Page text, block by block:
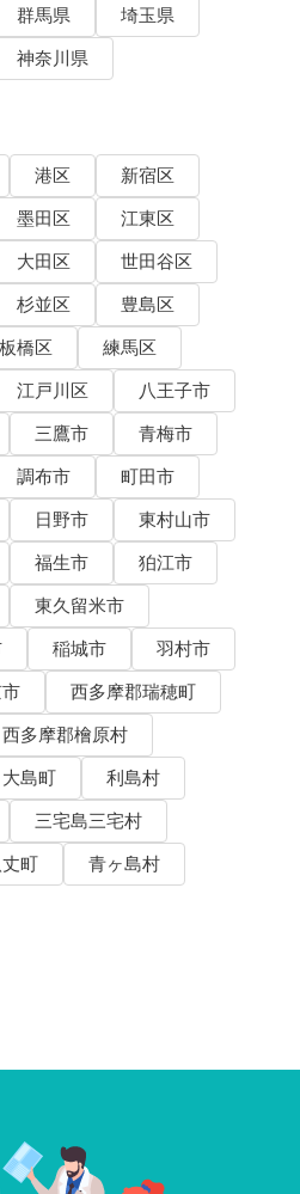
群馬県
埼玉県
神奈川県
港区
新宿区
墨田区
江東区
大田区
世田谷区
杉並区
豊島区
板橋区
練馬区
江戸川区
八王子市
三鷹市
青梅市
調布市
町田市
日野市
東村山市
福生市
狛江市
東久留米市
稲城市
羽村市
西多摩郡瑞穂町
西多摩郡檜原村
大島町
利島村
三宅島三宅村
町
青ヶ島村